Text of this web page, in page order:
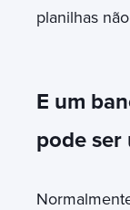
planilhas
E um
pode ser